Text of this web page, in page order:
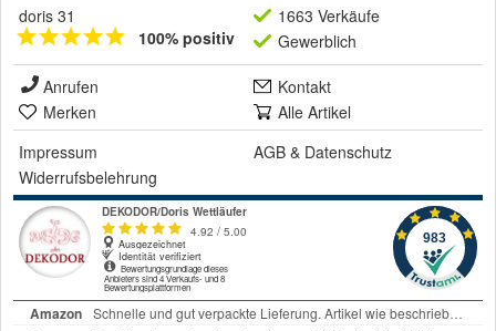
doris 31
100% positiv
1663 Verkäufe
Gewerblich
Anrufen
Kontakt
Merken
Alle Artikel
Impressum
AGB & Datenschutz
Widerrufsbelehrung